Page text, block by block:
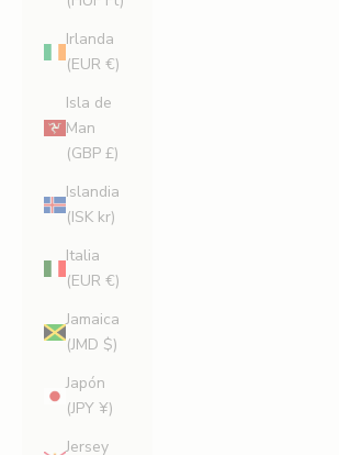
Irlanda
(EUR €)
Isla de
Man
(GBP £)
Islandia
(ISK kr)
Italia
(EUR €)
Jamaica
(JMD $)
Japón
(JPY ¥)
Jersey